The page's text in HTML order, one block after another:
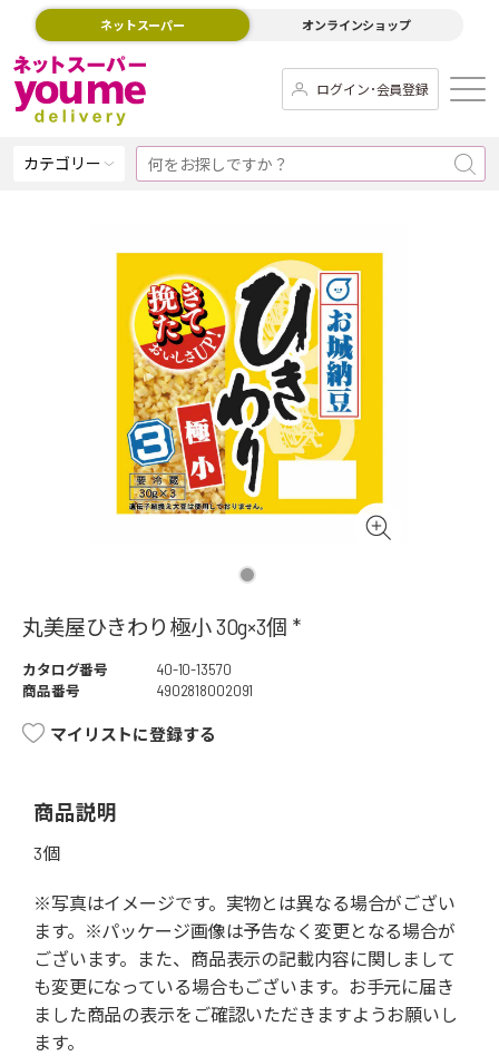
ネットスーパー オンラインショップ
ログイン･会員登録
カテゴリー
丸美屋ひきわり極小 30g×3個 *
カタログ番号
40-10-13570
商品番号
4902818002091
マイリストに登録する
商品説明
3個
※写真はイメージです。実物とは異なる場合がござい
ます。※パッケージ画像は予告なく変更となる場合が
ございます。また、商品表示の記載内容に関しまして
も変更になっている場合もございます。お手元に届き
ました商品の表示をご確認いただきますようお願いし
ます。